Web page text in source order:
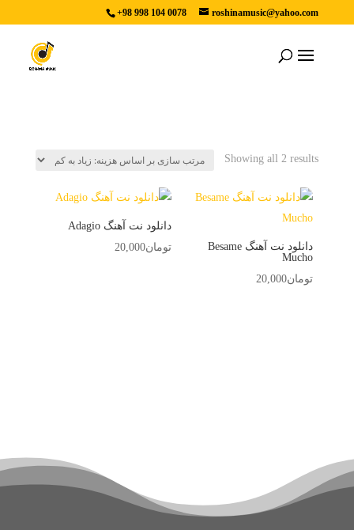
+98 998 104 0078 roshinamusic@yahoo.com
Showing all 2 results
Sorted
price:
low
دانلود نت آهنگ Besame
Mucho
تومان20,000
دانلود نت آهنگ Adagio
تومان20,000